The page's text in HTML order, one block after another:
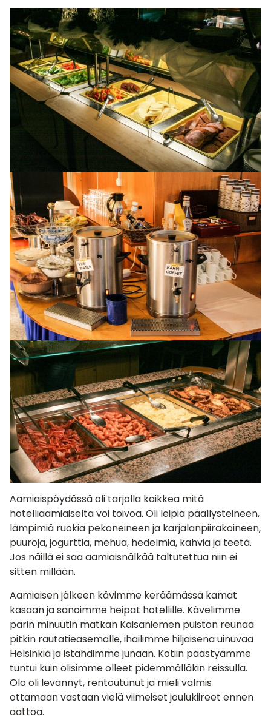
Aamiaispöydässä oli tarjolla kaikkea mitä
hotelliaamiaiselta voi toivoa. Oli leipiä päällysteineen,
lämpimiä ruokia pekoneineen ja karjalanpiirakoineen,
puuroja, jogurttia, mehua, hedelmiä, kahvia ja teetä.
Jos näillä ei saa aamiaisnälkää taltutettua niin ei
sitten millään.
Aamiaisen jälkeen kävimme keräämässä kamat
kasaan ja sanoimme heipat hotellille. Kävelimme
parin minuutin matkan Kaisaniemen puiston reunaa
pitkin rautatieasemalle, ihailimme hiljaisena uinuvaa
Helsinkiä ja istahdimme junaan. Kotiin päästyämme
tuntui kuin olisimme olleet pidemmälläkin reissulla.
Olo oli levännyt, rentoutunut ja mieli valmis
ottamaan vastaan vielä viimeiset joulukiireet ennen
aattoa.